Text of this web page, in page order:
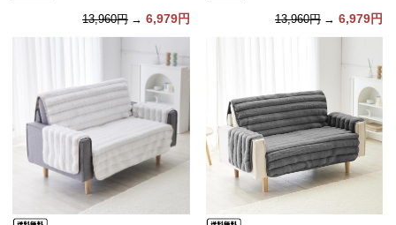
13,960円 → 6,979円 13,960円 → 6,979円